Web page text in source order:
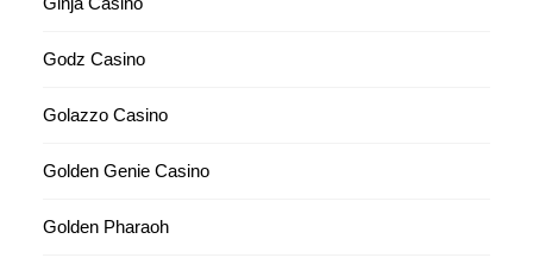
Godz Casino
Golazzo Casino
Golden Genie Casino
Golden Pharaoh